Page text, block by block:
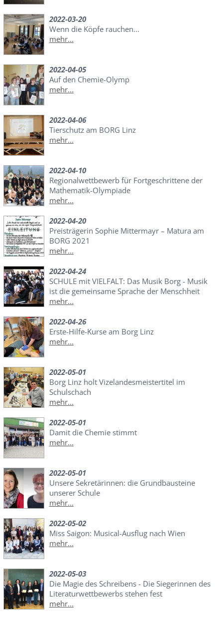
2022-03-20
Wenn die Köpfe rauchen...
mehr...
2022-04-05
Auf den Chemie-Olymp
mehr...
2022-04-06
Tierschutz am BORG Linz
mehr...
2022-04-10
Regionalwettbewerb für Fortgeschrittene der
Mathematik-Olympiade
mehr...
2022-04-20
Preisträgerin Sophie Mittermayr – Matura am
BORG 2021
mehr...
2022-04-24
SCHULE mit VIELFALT: Das Musik Borg - Musik
ist die gemeinsame Sprache der Menschheit
mehr...
2022-04-26
Erste-Hilfe-Kurse am Borg Linz
mehr...
2022-05-01
Borg Linz holt Vizelandesmeistertitel im
Schulschach
mehr...
2022-05-01
Damit die Chemie stimmt
mehr...
2022-05-01
Unsere Sekretärinnen: die Grundbausteine
unserer Schule
mehr...
2022-05-02
Miss Saigon: Musical-Ausflug nach Wien
mehr...
2022-05-03
Die Magie des Schreibens - Die Siegerinnen des
Literaturwettbewerbs stehen fest
mehr...